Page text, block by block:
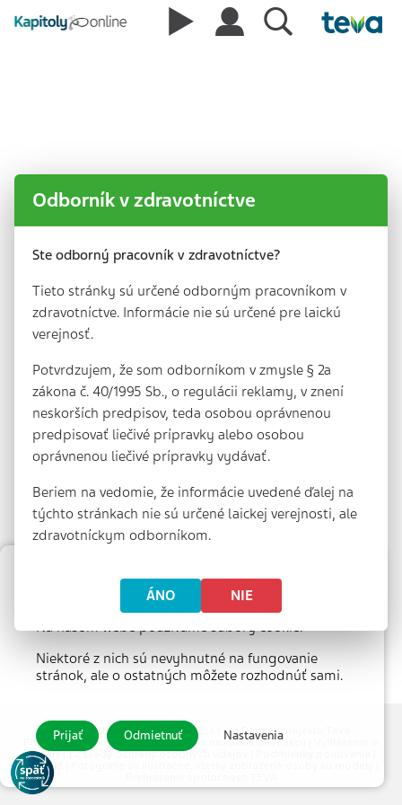
© 2026 MEDICAL TRIBUNE CZ, s.r.o. |Partner projektu Teva
Pharmaceuticals CR, s.r.o.|Hlásenie nežiaducich reakcií
cookies|Zásady ochrany osobných údajov
Kontakt
Nastavenie súborov cookie
Na našom webe používame súbory cookie.
Niektoré z nich sú nevyhnutné na fungovanie
stránok, ale o ostatných môžete rozhodnúť sami.
Prijať Odmietnuť Nastavenia
Odborník v zdravotníctve
Ste odborný pracovník v zdravotníctve?
Tieto stránky sú určené odborným pracovníkom v
zdravotníctve. Informácie nie sú určené pre laickú
verejnosť.
Potvrdzujem, že som odborníkom v zmysle § 2a
zákona č. 40/1995 Sb., o regulácii reklamy, v znení
neskorších predpisov, teda osobou oprávnenou
predpisovať liečivé prípravky alebo osobou
oprávnenou liečivé prípravky vydávať.
Beriem na vedomie, že informácie uvedené ďalej na
týchto stránkach nie sú určené laickej verejnosti, ale
zdravotníckym odborníkom.
ÁNO NIE